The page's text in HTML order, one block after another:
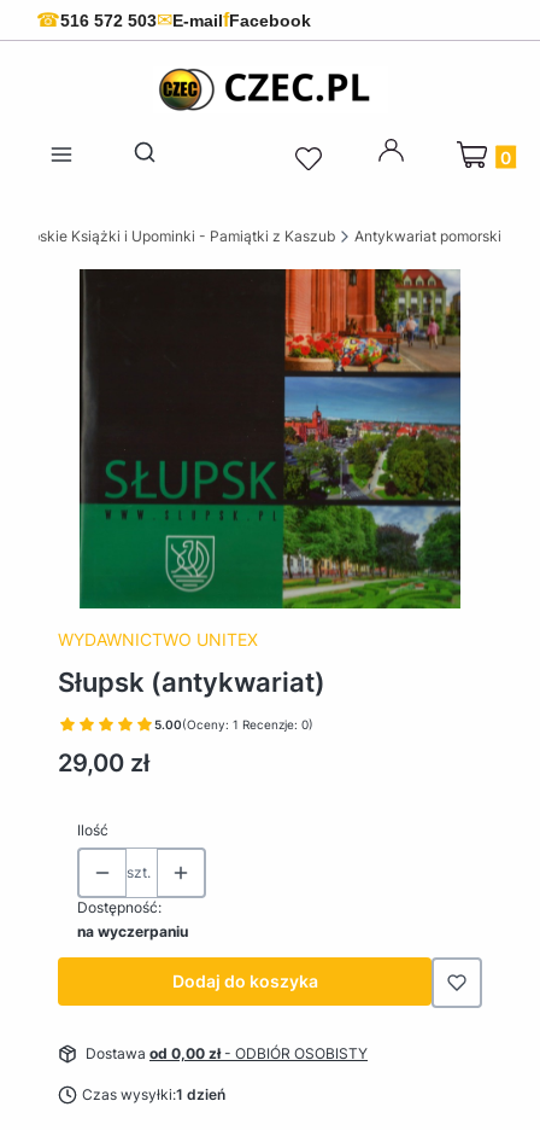
☎516 572 503✉E-mailfFacebook
Otwórz wyszukiwarkę
Produkty
Książki i Upominki - Pamiątki z Kaszub Antykwariat pomorski
WYDAWNICTWO UNITEX
Słupsk (antykwariat)
5.00(Oceny: 1 Recenzje: 0)
Cena
29,00 zł
Ilość
szt.
Dostępność:
na wyczerpaniu
Dodaj do koszyka
Dostawa od 0,00 zł- ODBIÓR OSOBISTY
Czas wysyłki:1 dzień